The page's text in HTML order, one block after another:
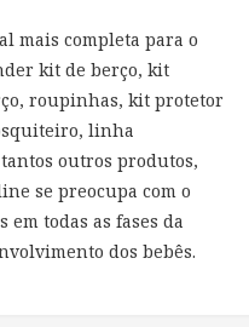
mais completa para o
kit de berço, kit
roupinhas, kit protetor
linha
outros produtos,
se preocupa com o
em todas as fases da
dos bebês.